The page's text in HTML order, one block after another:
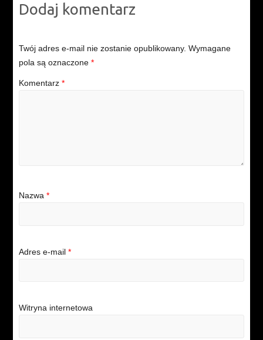
Dodaj komentarz
Twój adres e-mail nie zostanie opublikowany. Wymagane
pola są oznaczone *
Komentarz *
Nazwa *
Adres e-mail *
Witryna internetowa